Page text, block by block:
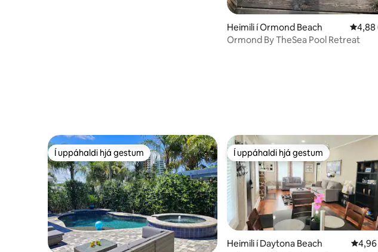
Heimili í Ormond Beach 4,88
4,88
Ormond By TheSea Pool Retreat
Í uppáhaldi hjá gestum
Í uppáhaldi hjá gestum Í uppáhaldi hjá gestum
Í uppáhaldi hjá gestum
Heimili í Daytona Beach 4,96
4,96